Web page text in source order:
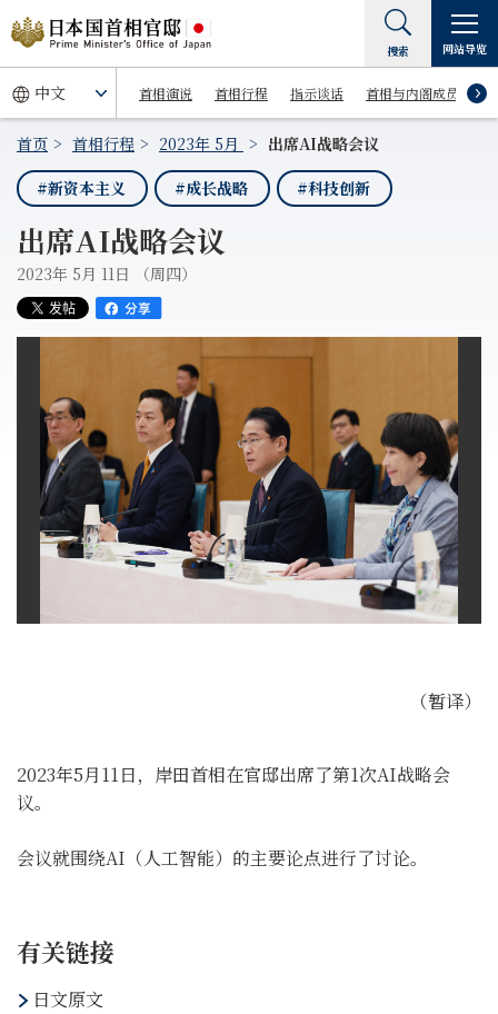
首相演说 首相行程 指示谈话 首相与内阁成员
搜索 网站导览
首页 首相行程 2023年 5月
出席AI战略会议
#新资本主义
#成长战略 #科技创新
出席AI战略会议
2023年 5月 11日 （周四）
（暂译）
2023年5月11日，岸田首相在官邸出席了第1次AI战略会
议。
会议就围绕AI（人工智能）的主要论点进行了讨论。
有关链接
日文原文